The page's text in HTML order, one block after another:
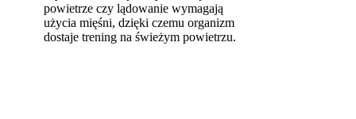
powietrze czy lądowanie wymagają
użycia mięśni, dzięki czemu organizm
dostaje trening na świeżym powietrzu.